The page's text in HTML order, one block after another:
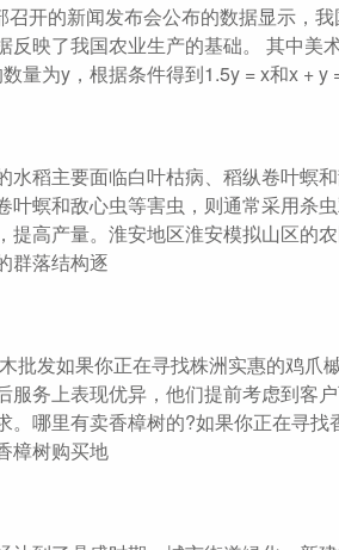
开的新闻发布会公布的数据显示，
映了我国农业生产的基础。 其中美
量为y，根据条件得到1.5y = x和x + y
稻主要面临白叶枯病、稻纵卷叶螟
螟和敌心虫等害虫，则通常采用杀
高产量。淮安地区淮安模拟山区的
群落结构逐
批发如果你正在寻找株洲实惠的鸡爪
务上表现优异，他们提前考虑到客
哪里有卖香樟树的?如果你正在寻
樟树购买地